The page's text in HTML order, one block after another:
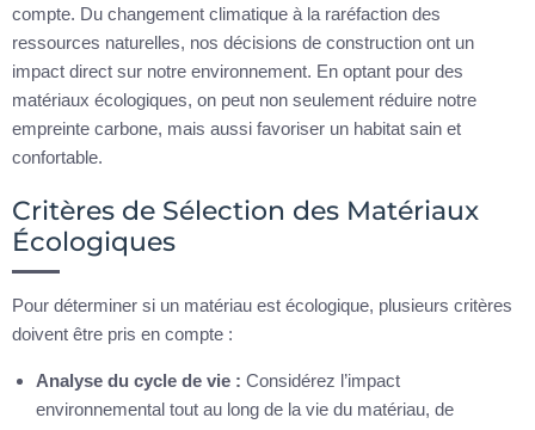
compte. Du changement climatique à la raréfaction des
ressources naturelles, nos décisions de construction ont un
impact direct sur notre environnement. En optant pour des
matériaux écologiques, on peut non seulement réduire notre
empreinte carbone, mais aussi favoriser un habitat sain et
confortable.
Critères de Sélection des Matériaux
Écologiques
Pour déterminer si un matériau est écologique, plusieurs critères
doivent être pris en compte :
Analyse du cycle de vie : Considérez l’impact
environnemental tout au long de la vie du matériau, de